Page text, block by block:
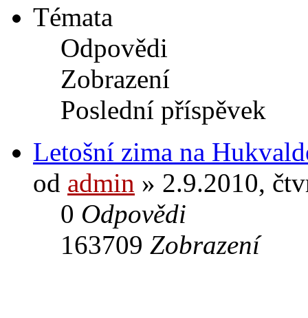
Témata
Odpovědi
Zobrazení
Poslední příspěvek
Letošní zima na
od admin » 2.9.2010,
0 Odpovědi
163709 Zobrazení